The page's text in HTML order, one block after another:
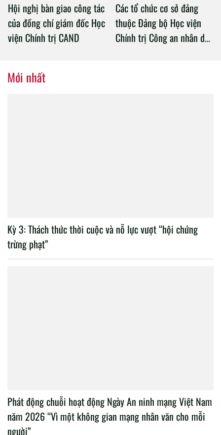
Hội nghị bàn giao công tác
của đồng chí giám đốc Học
viện Chính trị CAND
Các tổ chức cơ sở đảng
thuộc Đảng bộ Học viện
Chính trị Công an nhân dân
Mới nhất
Kỳ 3: Thách thức thời cuộc và nỗ lực vượt “hội chứng
trừng phạt”
Phát động chuỗi hoạt động Ngày An ninh mạng Việt Nam
năm 2026 “Vì một không gian mạng nhân văn cho mỗi
người”